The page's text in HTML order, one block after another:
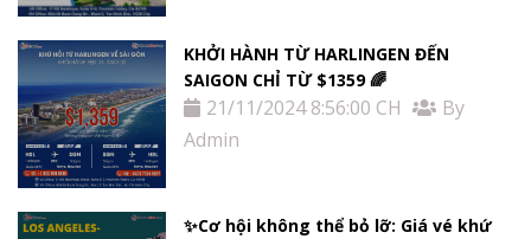
KHỞI HÀNH TỪ HARLINGEN ĐẾN
SAIGON CHỈ TỪ $1359 🌈
21/11/2024 8:56:00 CH
By
Admin
✨Cơ hội không thể bỏ lỡ: Giá vé khứ